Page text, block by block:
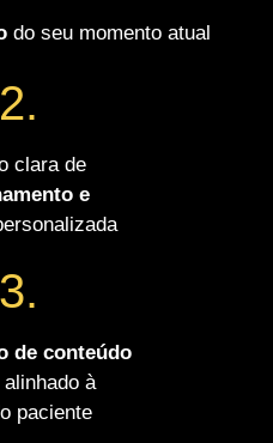
do seu momento atual
clara de
e
de conteúdo
alinhado à
paciente